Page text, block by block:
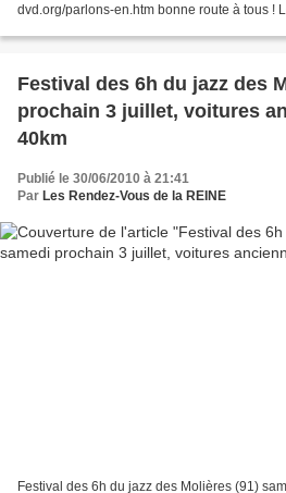
dvd.org/parlons-en.htm bonne route à tous !
Festival des 6h du jazz des
prochain 3 juillet, voitures
40km
Publié le 30/06/2010 à 21:41
Par Les Rendez-Vous de la REINE
Festival des 6h du jazz des Molières (91)